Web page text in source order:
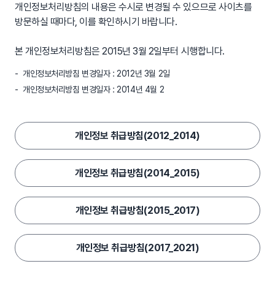
개인정보처리방침의 내용은 수시로 변경될 수 있으므로 사이츠를
방문하실 때마다, 이를 확인하시기 바랍니다.
본 개인정보처리방침은 2015년 3월 2일부터 시행합니다.
개인정보처리방침 변경일자 : 2012년 3월 2일
개인정보처리방침 변경일자 : 2014년 4월 2
개인정보 취급방침(2012_2014)
개인정보 취급방침(2014_2015)
개인정보 취급방침(2015_2017)
개인정보 취급방침(2017_2021)